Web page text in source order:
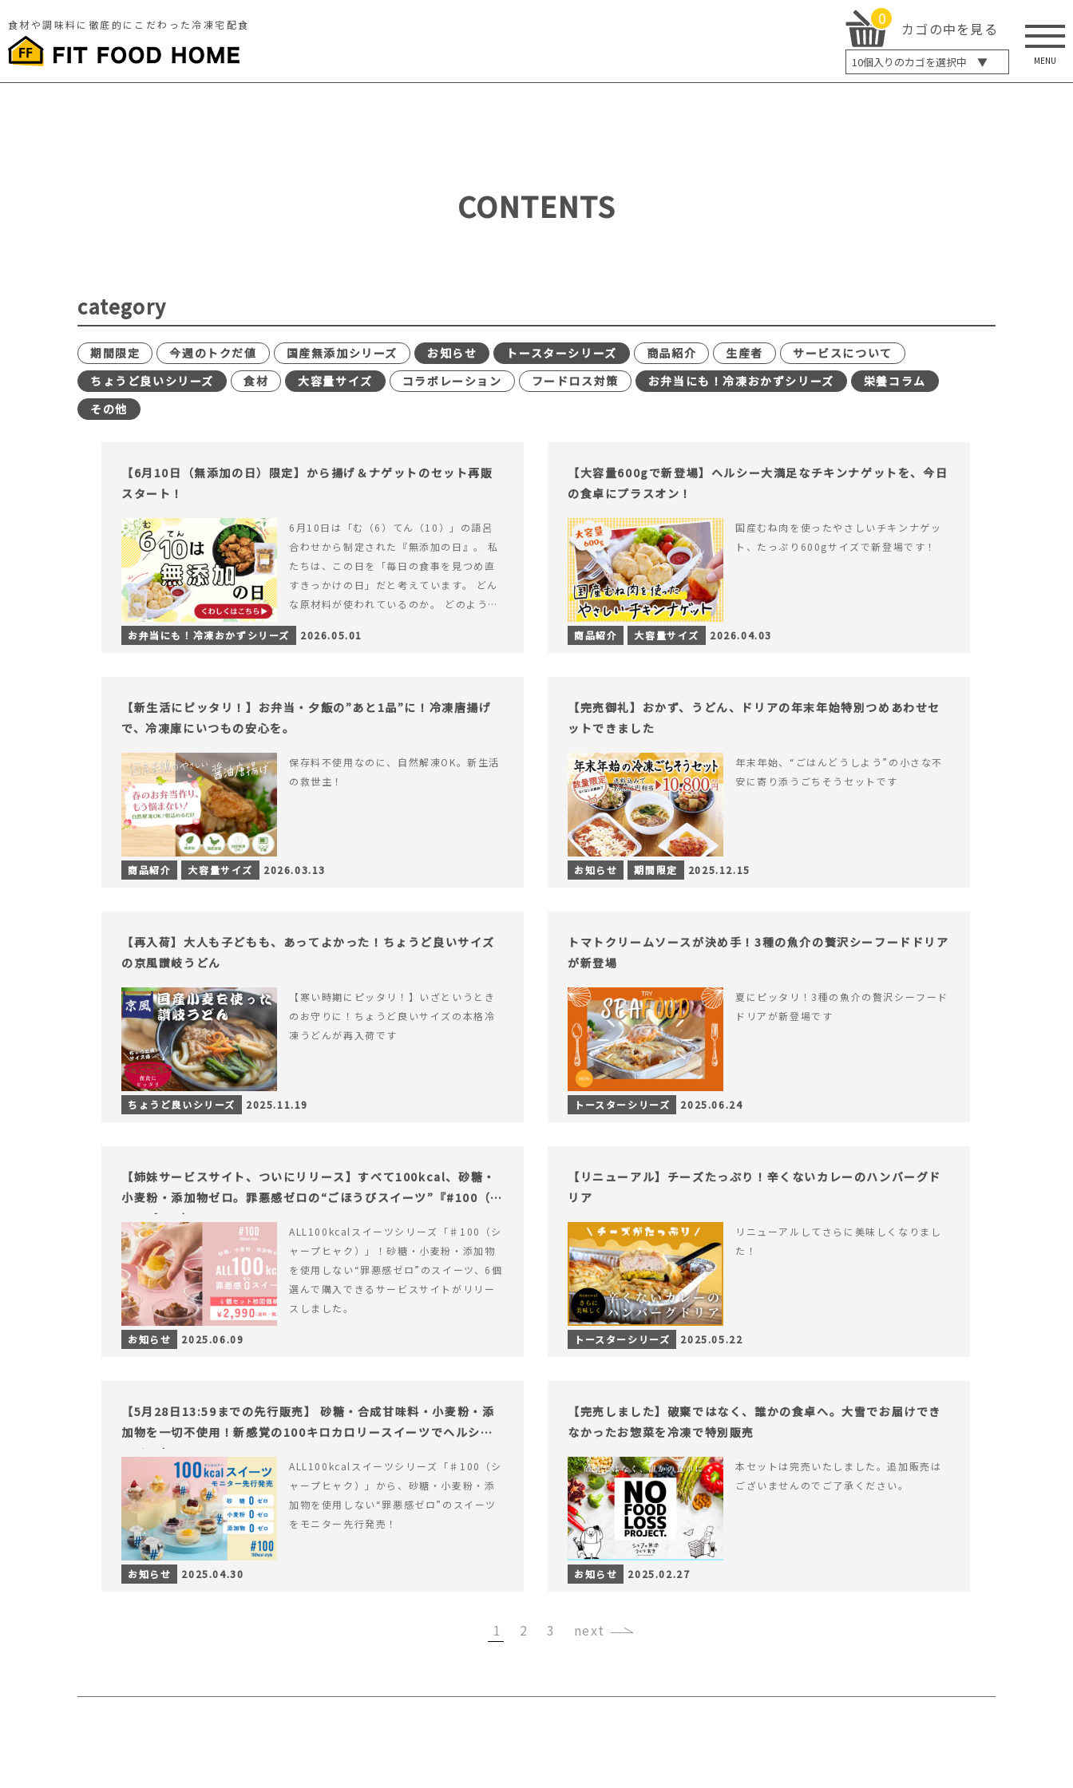
食材や調味料に徹底的にこだわった冷凍宅配食 0
カゴの中を見る
10個入りのカゴを選択中 ▼
5個入り
MENU
CONTENTS
category
期間限定 今週のトクだ値 国産無添加シリーズ お知らせ トースターシリーズ 商品紹介 生産者
サービスについて
ちょうど良いシリーズ
食材 大容量サイズ コラボレーション フードロス対策 お弁当にも！冷凍おかずシリーズ
栄養コラム
その他
【6月10日（無添加の日）限定】から揚げ＆ナゲットのセット再販
スタート！
6月10日は「む（6）てん（10）」の語呂
合わせから制定された『無添加の日』。 私
たちは、この日を「毎日の食事を見つめ直
すきっかけの日」だと考えています。 どん
な原材料が使われているのか。 どのように
つくられているのか。&hellip; 続きを読む
【6月10日（無添加の日）限定】から揚げ
お弁当にも！冷凍おかずシリーズ 2026.05.01
【大容量600gで新登場】ヘルシー大満足なチキンナゲットを、今日
の食卓にプラスオン！
国産むね肉を使ったやさしいチキンナゲッ
ト、たっぷり600gサイズで新登場です！
商品紹介 大容量サイズ 2026.04.03
【新生活にピッタリ！】お弁当・夕飯の”あと1品”に！冷凍唐揚げ
で、冷凍庫にいつもの安心を。
保存料不使用なのに、自然解凍OK。新生活
の救世主！
商品紹介 大容量サイズ 2026.03.13
【完売御礼】おかず、うどん、ドリアの年末年始特別つめあわせセ
ットできました
年末年始、“ごはんどうしよう”の小さな不
安に寄り添うごちそうセットです
お知らせ 期間限定 2025.12.15
【再入荷】大人も子どもも、あってよかった！ちょうど良いサイズ
の京風讃岐うどん
【寒い時期にピッタリ！】いざというとき
のお守りに！ちょうど良いサイズの本格冷
凍うどんが再入荷です
ちょうど良いシリーズ 2025.11.19
トマトクリームソースが決め手！3種の魚介の贅沢シーフードドリア
が新登場
夏にピッタリ！3種の魚介の贅沢シーフード
ドリアが新登場です
トースターシリーズ 2025.06.24
【姉妹サービスサイト、ついにリリース】すべて100kcal、砂糖・
小麦粉・添加物ゼロ。罪悪感ゼロの“ごほうびスイーツ”『#100（シ
ャープ100）』
ALL100kcalスイーツシリーズ「♯100（シ
ャープヒャク）」！砂糖・小麦粉・添加物
を使用しない“罪悪感ゼロ”のスイーツ、6個
選んで購入できるサービスサイトがリリー
スしました。
お知らせ 2025.06.09
【リニューアル】チーズたっぷり！辛くないカレーのハンバーグド
リア
リニューアルしてさらに美味しくなりまし
た！
トースターシリーズ 2025.05.22
【5月28日13:59までの先行販売】 砂糖・合成甘味料・小麦粉・添
加物を一切不使用！新感覚の100キロカロリースイーツでヘルシー
ライフを。
ALL100kcalスイーツシリーズ「♯100（シ
ャープヒャク）」から、砂糖・小麦粉・添
加物を使用しない“罪悪感ゼロ”のスイーツ
をモニター先行発売！
お知らせ 2025.04.30
【完売しました】破棄ではなく、誰かの食卓へ。大雪でお届けでき
なかったお惣菜を冷凍で特別販売
本セットは完売いたしました。追加販売は
ございませんのでご了承ください。
お知らせ 2025.02.27
1 2 3 ›